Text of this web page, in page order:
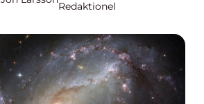
Redaktionel